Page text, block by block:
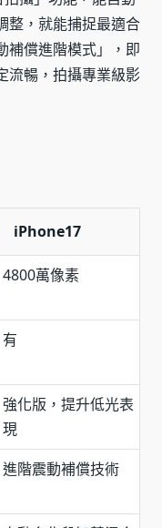
整，就能捕捉最適合
補償進階模式」，即
流暢，拍攝專業級影
iPhone17
4800萬像素
有
強化版，提升低光表
現
進階震動補償技術